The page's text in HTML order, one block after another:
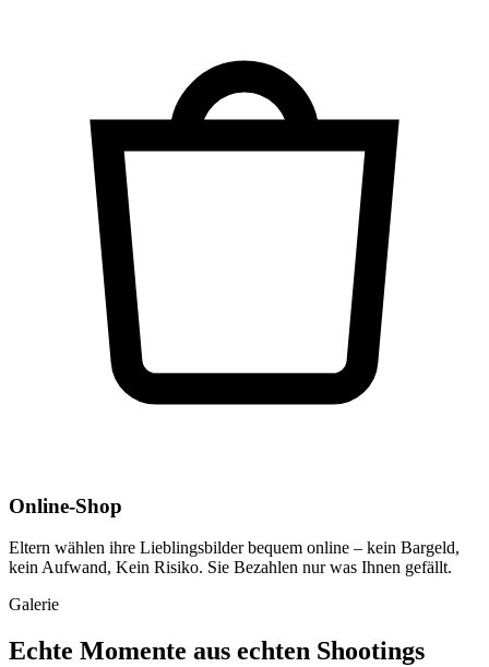
Online‑Shop
Eltern wählen ihre Lieblingsbilder bequem online – kein Bargeld,
kein Aufwand, Kein Risiko. Sie Bezahlen nur was Ihnen gefällt.
Galerie
Echte Momente aus echten Shootings